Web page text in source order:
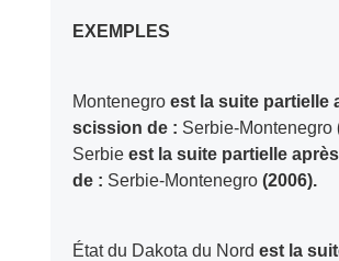
EXEMPLES
Montenegroest la suite partielle
scission de : Serbie-Montenegro
Serbieest la suite partielle
de : Serbie-Montenegro(2006).
État du Dakota du Nord est la